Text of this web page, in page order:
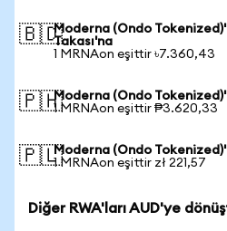
🇧🇩Moderna (Ondo
Takası'na
1 MRNAon eşittir ৳7.360,43
🇵🇭Moderna (Ondo
1 MRNAon eşittir ₱3.620,33
🇵🇱Moderna (Ondo
1 MRNAon eşittir zł 221,57
Diğer RWA'ları AUD'ye